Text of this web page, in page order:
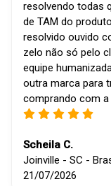
resolvendo todas
de TAM do
resolvido ouvido
zelo não só pelo
equipe
outra marca para
comprando com
Scheila C.
Joinville - SC -
21/07/2026